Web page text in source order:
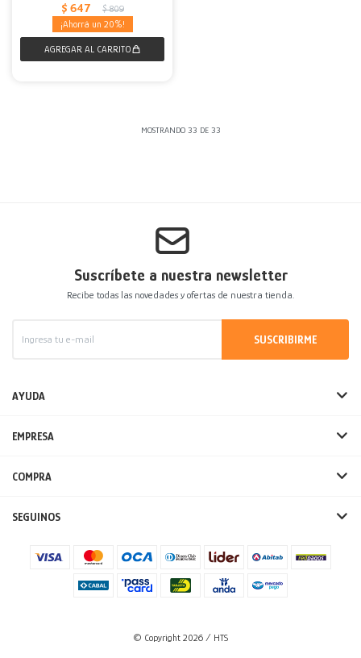
$ 647 $ 809
20
MOSTRANDO 33 DE 33
Suscríbete a nuestra newsletter
Recibe todas las novedades y ofertas de nuestra tienda.
SUSCRIBIRME
AYUDA
EMPRESA
COMPRA
SEGUINOS
© Copyright 2026 / HTS